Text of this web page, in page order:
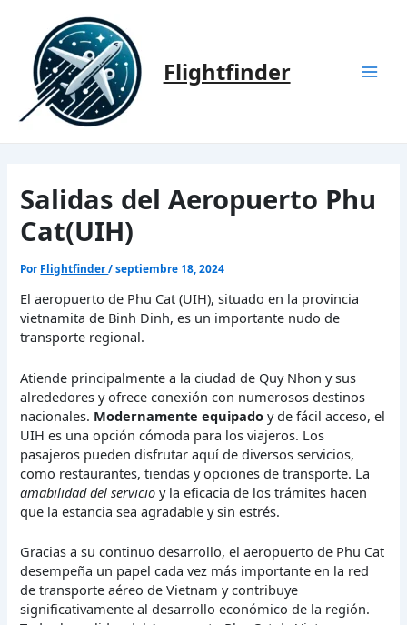
contenido
Flightfinder
Salidas del Aeropuerto Phu
Cat(UIH)
Por Flightfinder/septiembre 18, 2024
El aeropuerto de Phu Cat (UIH), situado en la provincia
vietnamita de Binh Dinh, es un importante nudo de
transporte regional.
Atiende principalmente a la ciudad de Quy Nhon y sus
alrededores y ofrece conexión con numerosos destinos
nacionales. Modernamente equipado y de fácil acceso, el
UIH es una opción cómoda para los viajeros. Los
pasajeros pueden disfrutar aquí de diversos servicios,
como restaurantes, tiendas y opciones de transporte. La
amabilidad del servicio y la eficacia de los trámites hacen
que la estancia sea agradable y sin estrés.
Gracias a su continuo desarrollo, el aeropuerto de Phu Cat
desempeña un papel cada vez más importante en la red
de transporte aéreo de Vietnam y contribuye
significativamente al desarrollo económico de la región.